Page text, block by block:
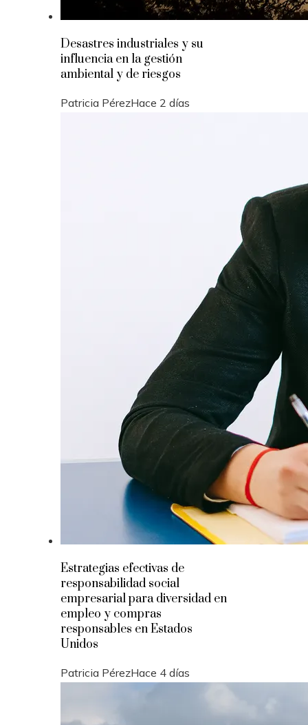
Desastres industriales y su
influencia en la gestión
ambiental y de riesgos
Patricia PérezHace 2 días
Estrategias efectivas de
responsabilidad social
empresarial para diversidad en
empleo y compras
responsables en Estados
Unidos
Patricia PérezHace 4 días